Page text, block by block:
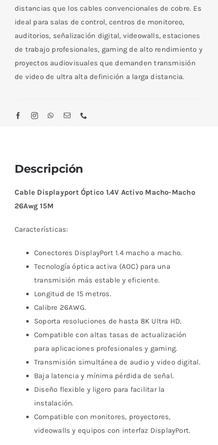
distancias que los cables convencionales de cobre. Es
ideal para salas de control, centros de monitoreo,
auditorios, señalización digital, videowalls, estaciones
de trabajo profesionales, gaming de alto rendimiento y
proyectos audiovisuales que demanden transmisión
de video de ultra alta definición a larga distancia.
Descripción
Cable Displayport Óptico 1.4V Activo Macho-Macho
26Awg 15M
Características:
Conectores DisplayPort 1.4 macho a macho.
Tecnología óptica activa (AOC) para una
transmisión más estable y eficiente.
Longitud de 15 metros.
Calibre 26AWG.
Soporta resoluciones de hasta 8K Ultra HD.
Compatible con altas tasas de actualización
para aplicaciones profesionales y gaming.
Transmisión simultánea de audio y video digital.
Baja latencia y mínima pérdida de señal.
Diseño flexible y ligero para facilitar la
instalación.
Compatible con monitores, proyectores,
videowalls y equipos con interfaz DisplayPort.